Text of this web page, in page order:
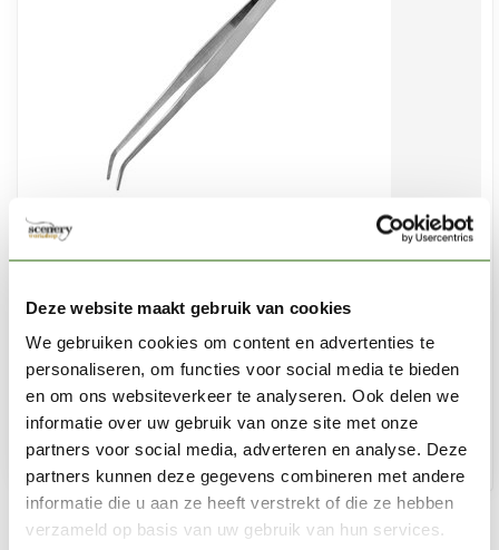
Deze website maakt gebruik van cookies
We gebruiken cookies om content en advertenties te
personaliseren, om functies voor social media te bieden
en om ons websiteverkeer te analyseren. Ook delen we
informatie over uw gebruik van onze site met onze
partners voor social media, adverteren en analyse. Deze
partners kunnen deze gegevens combineren met andere
informatie die u aan ze heeft verstrekt of die ze hebben
verzameld op basis van uw gebruik van hun services.
Strong Curved Stainless Steel Tweezers - 17,5cm -
T12009
€9,12
Op voorraad